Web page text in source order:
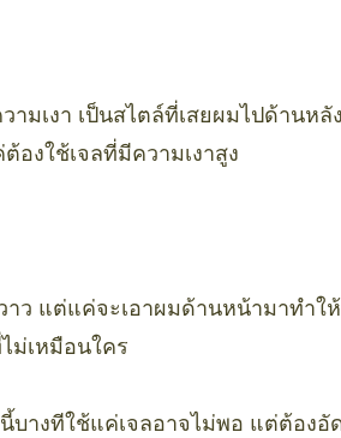
วามเงา เป็นสไตล์ที่เสยผมไปด้าน
องใช้เจลที่มีความเงาสูง
ว แต่แค่จะเอาผมด้านหน้ามาทำใ
ม่เหมือนใคร
บางทีใช้แค่เจลอาจไม่พอ แต่ต้องอั